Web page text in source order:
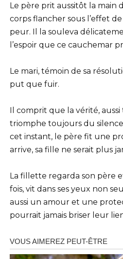
Le père prit aussitôt la main
corps flancher sous l’effet
peur. Il la souleva
l’espoir que ce cauchemar
Le mari, témoin de sa
put que fuir.
Il comprit que la vérité,
triomphe toujours du
cet instant, le père fit une
arrive, sa fille ne serait plus
La fillette regarda son père
fois, vit dans ses yeux non
aussi un amour et une
pourrait jamais briser leur